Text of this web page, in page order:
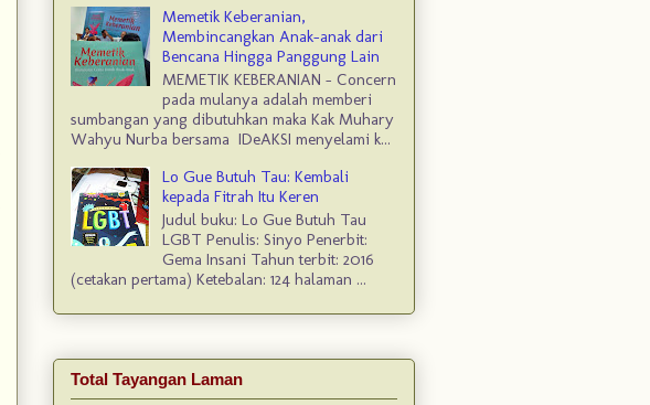
Memetik Keberanian,
Membincangkan Anak-anak dari
Bencana Hingga Panggung Lain
MEMETIK KEBERANIAN - Concern
pada mulanya adalah memberi
sumbangan yang dibutuhkan maka Kak Muhary
Wahyu Nurba bersama IDeAKSI menyelami k...
Lo Gue Butuh Tau: Kembali
kepada Fitrah Itu Keren
Judul buku: Lo Gue Butuh Tau
LGBT Penulis: Sinyo Penerbit:
Gema Insani Tahun terbit: 2016
(cetakan pertama) Ketebalan: 124 halaman ...
Total Tayangan Laman